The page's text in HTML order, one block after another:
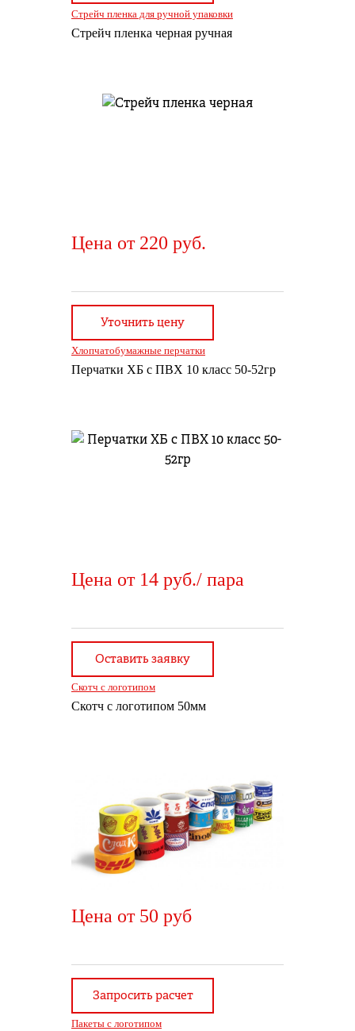
Стрейч пленка для ручной упаковки
Стрейч пленка черная ручная
Цена от 220 руб.
Уточнить цену
Хлопчатобумажные перчатки
Перчатки ХБ с ПВХ 10 класс 50-52гр
Цена от 14 руб./ пара
Оставить заявку
Скотч с логотипом
Скотч с логотипом 50мм
Цена от 50 руб
Запросить расчет
Пакеты с логотипом